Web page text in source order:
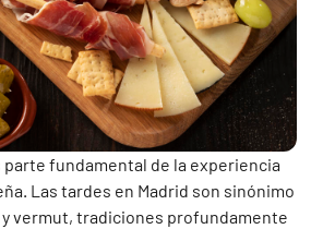
parte fundamental de la experiencia
Las tardes en Madrid son sinónimo
vermut, tradiciones profundamente